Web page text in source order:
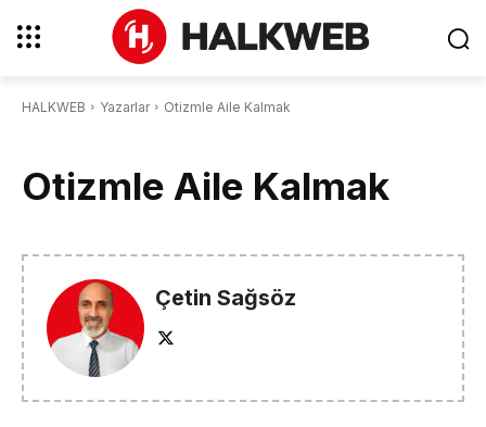
HALKWEB Yazarlar Otizmle Aile Kalmak
Otizmle Aile Kalmak
Çetin Sağsöz